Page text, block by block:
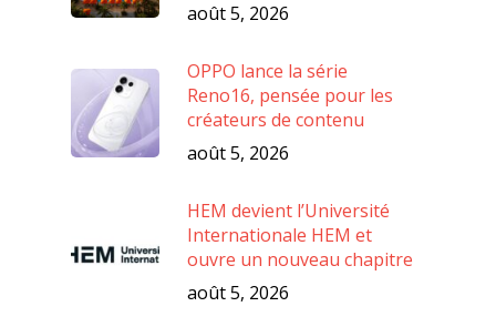
août 5, 2026
OPPO lance la série
Reno16, pensée pour les
créateurs de contenu
août 5, 2026
HEM devient l’Université
Internationale HEM et
ouvre un nouveau chapitre
août 5, 2026